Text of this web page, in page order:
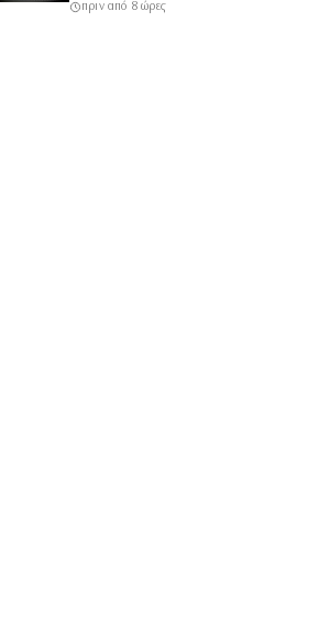
πριν από 8 ώρες